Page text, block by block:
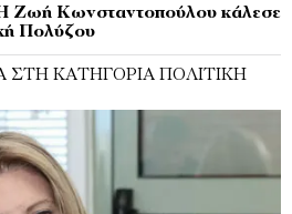
Ζωή Κωνσταντοπούλου κάλεσε
Πολύζου
ΣΤΗ ΚΑΤΗΓΟΡΊΑ ΠΟΛΙΤΙΚΉ